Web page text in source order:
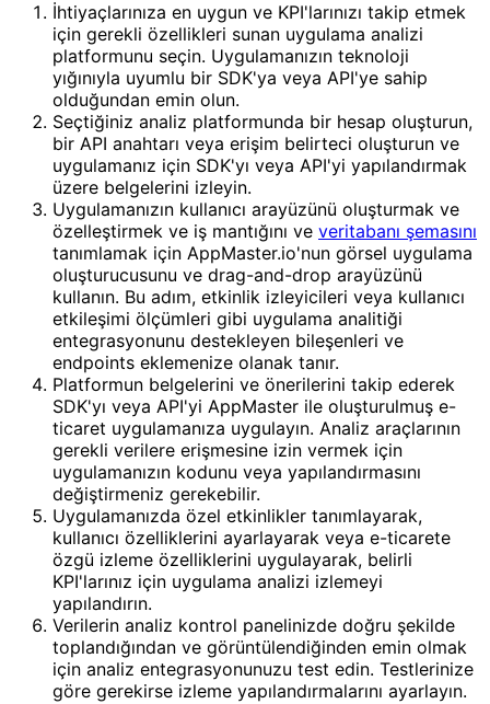
İhtiyaçlarınıza en uygun ve KPI'larınızı takip etmek
için gerekli özellikleri sunan uygulama analizi
platformunu seçin. Uygulamanızın teknoloji
yığınıyla uyumlu bir SDK'ya veya API'ye sahip
olduğundan emin olun.
Seçtiğiniz analiz platformunda bir hesap oluşturun,
bir API anahtarı veya erişim belirteci oluşturun ve
uygulamanız için SDK'yı veya API'yi yapılandırmak
üzere belgelerini izleyin.
Uygulamanızın kullanıcı arayüzünü oluşturmak ve
özelleştirmek ve iş mantığını ve veritabanı şemasını
tanımlamak için AppMaster.io'nun görsel uygulama
oluşturucusunu ve drag-and-drop arayüzünü
kullanın. Bu adım, etkinlik izleyicileri veya kullanıcı
etkileşimi ölçümleri gibi uygulama analitiği
entegrasyonunu destekleyen bileşenleri ve
endpoints eklemenize olanak tanır.
Platformun belgelerini ve önerilerini takip ederek
SDK'yı veya API'yi AppMaster ile oluşturulmuş e-
ticaret uygulamanıza uygulayın. Analiz araçlarının
gerekli verilere erişmesine izin vermek için
uygulamanızın kodunu veya yapılandırmasını
değiştirmeniz gerekebilir.
Uygulamanızda özel etkinlikler tanımlayarak,
kullanıcı özelliklerini ayarlayarak veya e-ticarete
özgü izleme özelliklerini uygulayarak, belirli
KPI'larınız için uygulama analizi izlemeyi
yapılandırın.
Verilerin analiz kontrol panelinizde doğru şekilde
toplandığından ve görüntülendiğinden emin olmak
için analiz entegrasyonunuzu test edin. Testlerinize
göre gerekirse izleme yapılandırmalarını ayarlayın.